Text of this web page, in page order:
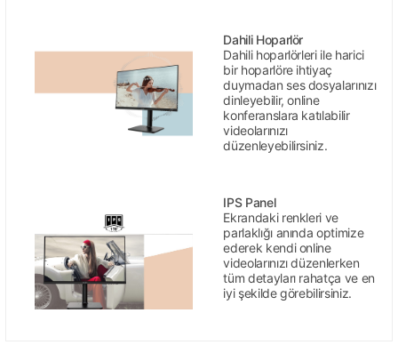
Dahili Hoparlör
Dahili hoparlörleri ile harici
bir hoparlöre ihtiyaç
duymadan ses dosyalarınızı
dinleyebilir, online
konferanslara katılabilir
videolarınızı
düzenleyebilirsiniz.
IPS Panel
Ekrandaki renkleri ve
parlaklığı anında optimize
ederek kendi online
videolarınızı düzenlerken
tüm detayları rahatça ve en
iyi şekilde görebilirsiniz.